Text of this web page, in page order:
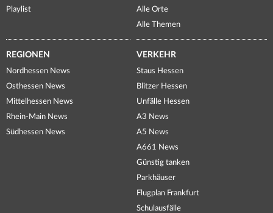
Playlist
Alle Orte
Alle Themen
REGIONEN
Nordhessen News
Osthessen News
Mittelhessen News
Rhein-Main News
Südhessen News
VERKEHR
Staus Hessen
Blitzer Hessen
Unfälle Hessen
A3 News
A5 News
A661 News
Günstig tanken
Parkhäuser
Flugplan Frankfurt
Schulausfälle